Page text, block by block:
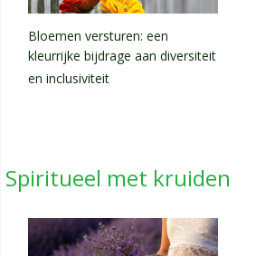
Bloemen versturen: een
kleurrijke bijdrage aan diversiteit
en inclusiviteit
Spiritueel met kruiden